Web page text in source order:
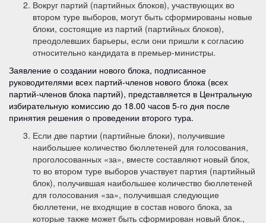
Вокруг партий (партийных блоков), участвующих во
втором туре выборов, могут быть сформированы новые
блоки, состоящие из партий (партийных блоков),
преодолевших барьеры, если они пришли к согласию
относительно кандидата в премьер-министры.
Заявление о создании нового блока, подписанное
руководителями всех партий-членов нового блока (всех
партий-членов блока партий), представляется в Центральную
избирательную комиссию до 18.00 часов 5-го дня после
принятия решения о проведении второго тура.
Если две партии (партийные блоки), получившие
наибольшее количество бюллетеней для голосования,
проголосованных «за», вместе составляют новый блок,
то во втором туре выборов участвует партия (партийный
блок), получившая наибольшее количество бюллетеней
для голосования «за», получившая следующие
бюллетени, не входящие в состав нового блока, за
которые также может быть сформирован новый блок.,